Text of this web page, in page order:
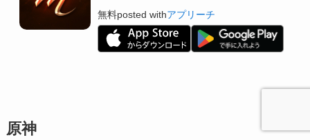
無料posted withアプリーチ
原神